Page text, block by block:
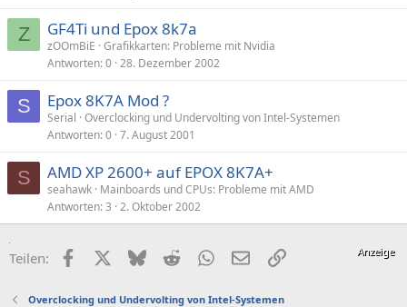
Z GF4Ti und Epox 8k7a
zOOmBiE Grafikkarten: Probleme mit Nvidia
Antworten 0 28. Dezember 2002
S Epox 8K7A Mod ?
Serial Overclocking und Undervolting von Intel-Systemen
Antworten 0 7. August 2001
S AMD XP 2600+ auf EPOX 8K7A+
seahawk Mainboards und CPUs: Probleme mit AMD
Antworten 3 2. Oktober 2002
Teilen: FacebookX (Twitter)
BlueskyRedditWhatsApp
E-MailLink
Overclocking und Undervolting von Intel-Systemen